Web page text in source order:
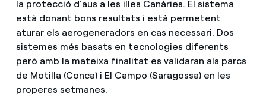
la protecció d'aus a les illes Canàries. El sistema
està donant bons resultats i està permetent
aturar els aerogeneradors en cas necessari. Dos
sistemes més basats en tecnologies diferents
però amb la mateixa finalitat es validaran als parcs
de Motilla (Conca) i El Campo (Saragossa) en les
properes setmanes.